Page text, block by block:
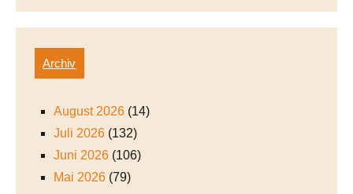
Archiv
August 2026 (14)
Juli 2026 (132)
Juni 2026 (106)
Mai 2026 (79)